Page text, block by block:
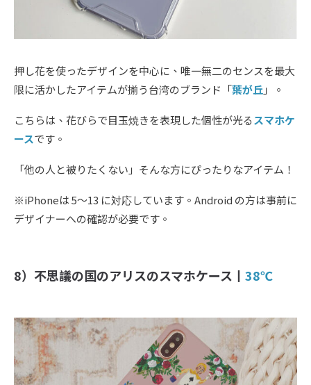
押し花を使ったデザインを中心に、唯一無二のセンスを最大
限に活かしたアイテムが揃う台湾のブランド「葉が丘」。
こちらは、花びらで目玉焼きを表現した個性が光るスマホケ
ースです。
「他の人と被りたくない」そんな方にぴったりなアイテム！
※iPhoneは 5〜13 に対応しています。Android の方は事前に
デザイナーへの確認が必要です。
8）不思議の国のアリスのスマホケース丨 38℃